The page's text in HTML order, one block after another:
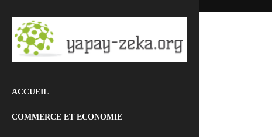
ACCUEIL
COMMERCE ET ECONOMIE